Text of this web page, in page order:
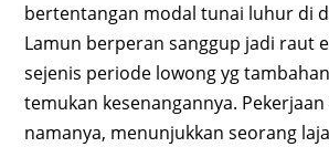
bertentangan modal tunai luhur di
Lamun berperan sanggup jadi raut
sejenis periode lowong yg
temukan kesenangannya.
namanya, menunjukkan seorang